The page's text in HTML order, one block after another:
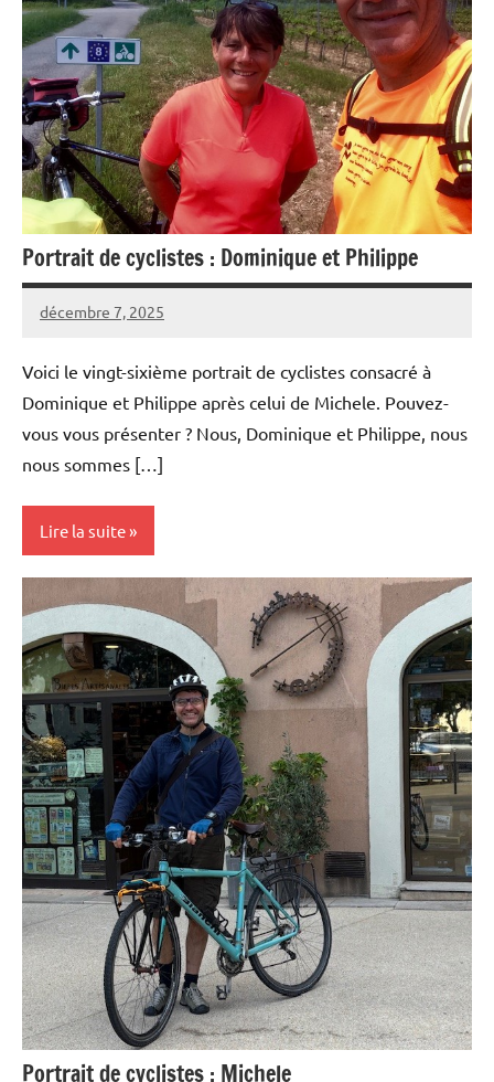
Portrait de cyclistes : Dominique et Philippe
décembre 7, 2025
Carmen
Aucun
Voici le vingt-sixième portrait de cyclistes consacré à
Dominique et Philippe après celui de Michele. Pouvez-
vous vous présenter ? Nous, Dominique et Philippe, nous
nous sommes […]
Lire la suite
Portraits
Portrait de cyclistes : Michele